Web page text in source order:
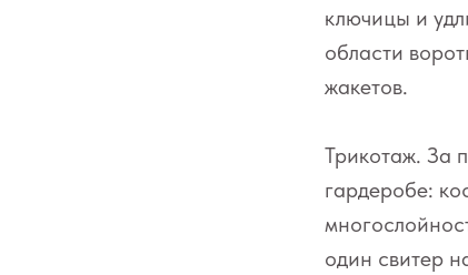
ключицы и
области
жакетов.
Трикотаж. За
гардеробе:
один свитер